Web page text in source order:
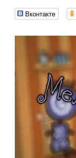
Вконтакте